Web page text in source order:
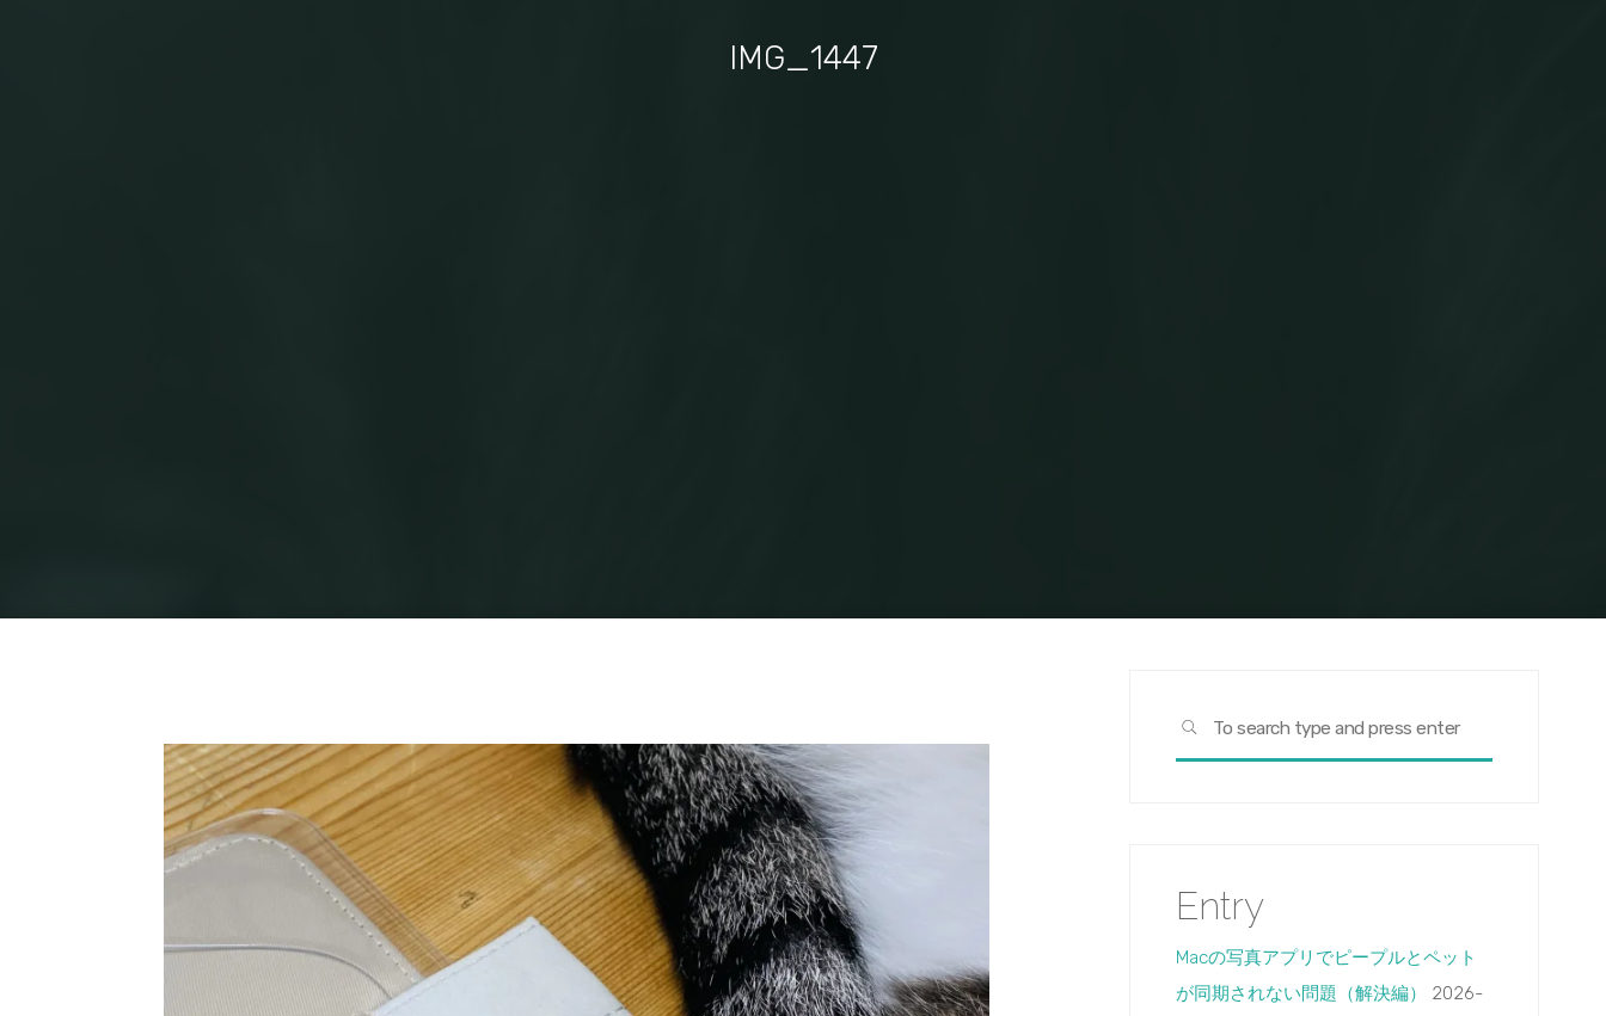
IMG_1447
SEARCH
Entry
Macの写真アプリでピープルとペット
が同期されない問題（解決編）
2026-